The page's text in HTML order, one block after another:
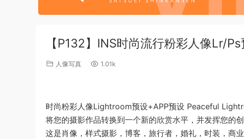
【P132】INS时尚流行粉彩人像Lr/
人像写真 1.01k
时尚粉彩人像Lightroom预设+APP预设 Peaceful
将您的摄影作品转换到一个新的欣赏水平，并发挥您的创
这是肖像，样式摄影，博客，旅行者，婚礼，时装，商